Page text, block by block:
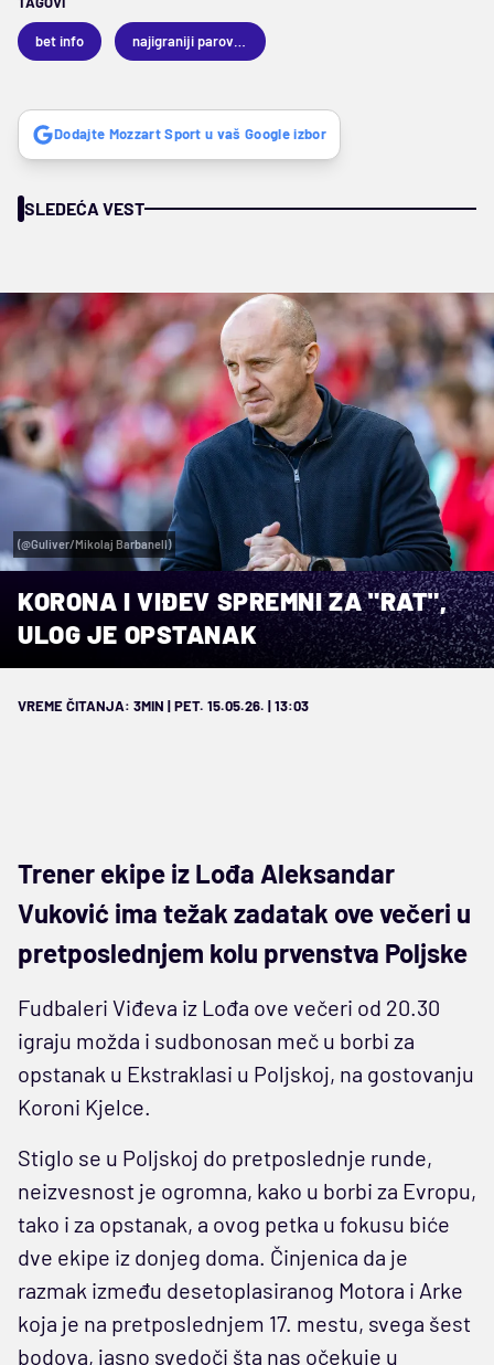
bet info
Dodajte Mozzart Sport u vaš Google izbor
SLEDEĆA VEST
(@Guliver/Mikolaj Barbanell)
KORONA I VIĐEV SPREMNI ZA "RAT",
ULOG JE OPSTANAK
VREME ČITANJA: 3MIN | PET. 15.05.26. | 13:03
Trener ekipe iz Lođa Aleksandar
Vuković ima težak zadatak ove večeri u
pretposlednjem kolu prvenstva Poljske
Fudbaleri Viđeva iz Lođa ove večeri od 20.30
igraju možda i sudbonosan meč u borbi za
opstanak u Ekstraklasi u Poljskoj, na gostovanju
Koroni Kjelce.
Stiglo se u Poljskoj do pretposlednje runde,
neizvesnost je ogromna, kako u borbi za Evropu,
tako i za opstanak, a ovog petka u fokusu biće
dve ekipe iz donjeg doma. Činjenica da je
razmak između desetoplasiranog Motora i Arke
koja je na pretposlednjem 17. mestu, svega šest
bodova, jasno svedoči šta nas očekuje u